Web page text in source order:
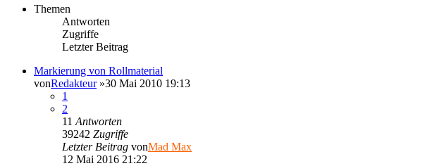
Themen
Antworten
Zugriffe
Letzter Beitrag
Markierung von Rollmaterial
vonRedakteur»30 Mai 2010 19:13
1
2
11 Antworten
39242 Zugriffe
Letzter Beitrag vonMad Max
12 Mai 2016 21:22